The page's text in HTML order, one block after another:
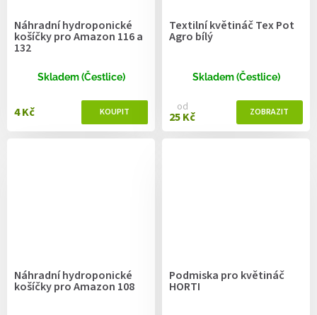
Náhradní hydroponické
košíčky pro Amazon 116 a
132
Skladem (Čestlice)
4 Kč
Textilní květináč Tex Pot
Agro bílý
Skladem (Čestlice)
od
25 Kč
Náhradní hydroponické
košíčky pro Amazon 108
Podmiska pro květináč
HORTI